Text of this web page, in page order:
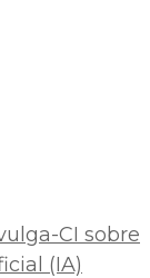
CI sobre
(IA)